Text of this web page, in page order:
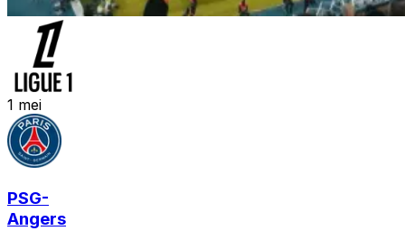
1 mei
PSG-
Angers